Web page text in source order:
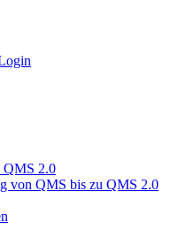
QMS 2.0
von QMS bis zu QMS 2.0